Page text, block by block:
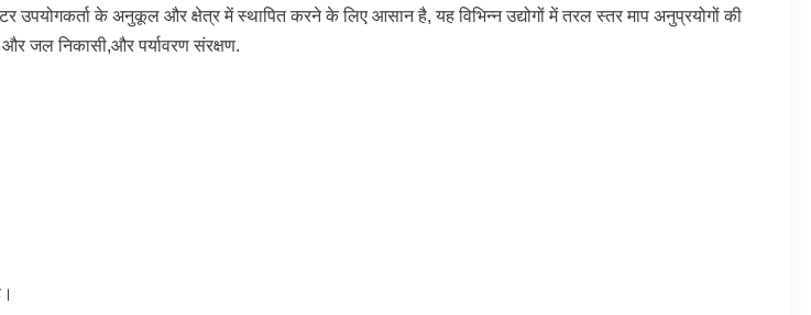
के अनुकूल और क्षेत्र में स्थापित करने के लिए आसान है, यह विभिन्न उद्योगों में तरल स्तर माप अनुप्रयोगों की
जल निकासी,और पर्यावरण संरक्षण.